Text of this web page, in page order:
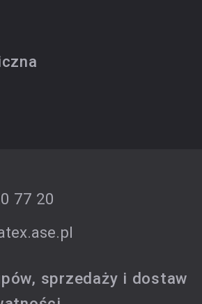
77 20
sprzedaży i dostaw